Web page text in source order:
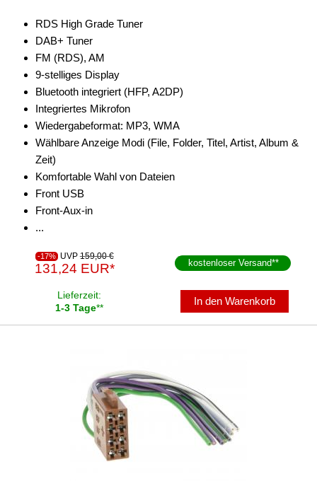
RDS High Grade Tuner
DAB+ Tuner
FM (RDS), AM
9-stelliges Display
Bluetooth integriert (HFP, A2DP)
Integriertes Mikrofon
Wiedergabeformat: MP3, WMA
Wählbare Anzeige Modi (File, Folder, Titel, Artist, Album &
Zeit)
Komfortable Wahl von Dateien
Front USB
Front-Aux-in
...
-17% UVP 159,00 €
131,24 EUR* kostenloser Versand**
Lieferzeit:
1-3 Tage**
In den Warenkorb